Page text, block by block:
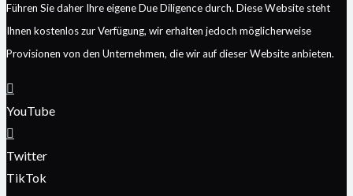
Führen Sie daher Ihre eigene Due Diligence durch. Diese Website steht
Ihnen kostenlos zur Verfügung, wir erhalten jedoch möglicherweise
Provisionen von den Unternehmen, die wir auf dieser Website anbieten.
YouTube
Twitter
TikTok